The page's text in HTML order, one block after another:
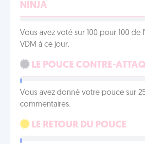
NINJA
Vous avez voté sur 100 pour 100 de
VDM à ce jour.
LE POUCE CONTRE-
Vous avez donné votre pouce sur
commentaires.
LE RETOUR DU POUCE